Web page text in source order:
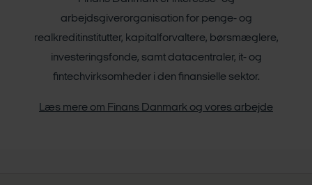
arbejdsgiverorganisation for penge- og
realkreditinstitutter, kapitalforvaltere, børsmæglere,
investeringsfonde, samt datacentraler, it- og
fintechvirksomheder i den finansielle sektor.
Læs mere om Finans Danmark og vores arbejde